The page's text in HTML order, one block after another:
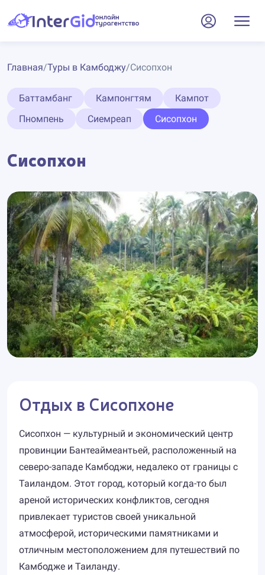
Главная/Туры в Камбоджу/Сисопхон
Баттамбанг Кампонгтям
Кампот
Пномпень
Сиемреап Сисопхон
Сисопхон
Отдых в Сисопхоне
Сисопхон — культурный и экономический центр
провинции Бантеаймеантьей, расположенный на
северо-западе Камбоджи, недалеко от границы с
Таиландом. Этот город, который когда-то был
ареной исторических конфликтов, сегодня
привлекает туристов своей уникальной
атмосферой, историческими памятниками и
отличным местоположением для путешествий по
Камбодже и Таиланду.